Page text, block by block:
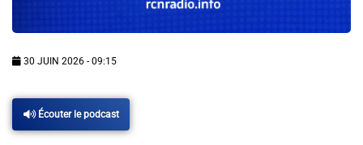
Alerte Méduses 06
Issa Nissa OGC Nice
30 JUIN 2026 - 09:15
Écouter le podcast